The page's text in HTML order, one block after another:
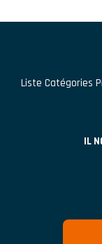
Liste Catégories
IL